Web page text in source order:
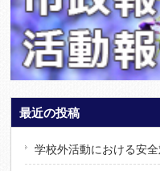
最近の投稿
学校外活動における安